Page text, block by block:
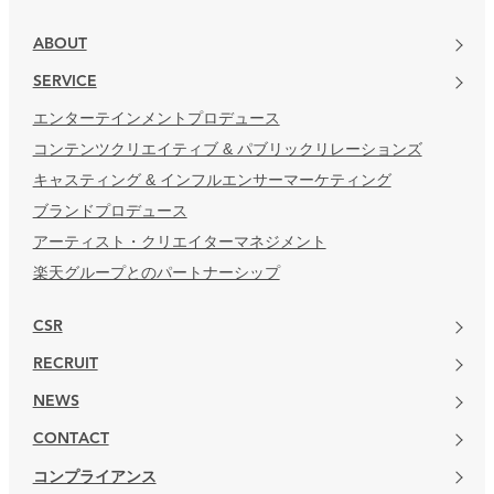
ABOUT
SERVICE
エンターテインメントプロデュース
コンテンツクリエイティブ & パブリックリレーションズ
キャスティング & インフルエンサーマーケティング
ブランドプロデュース
アーティスト・クリエイターマネジメント
楽天グループとのパートナーシップ
CSR
RECRUIT
NEWS
CONTACT
コンプライアンス